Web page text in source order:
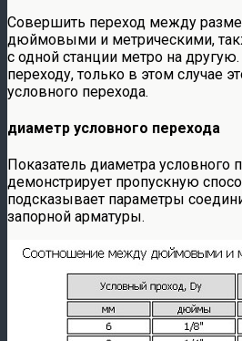
Совершить переход между
дюймовыми и метрическими,
с одной станции метро на
переходу, только в этом случае
условного перехода.
диаметр условного перехода
Показатель диаметра условного
демонстрирует пропускную
подсказывает параметры
запорной арматуры.